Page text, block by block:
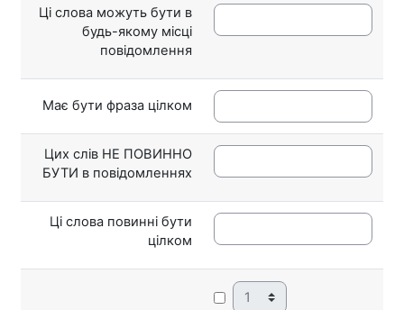
Ці слова можуть бути в
будь-якому місці
повідомлення
Має бути фраза цілком
Цих слів НЕ ПОВИННО
БУТИ в повідомленнях
Ці слова повинні бути
цілком
День